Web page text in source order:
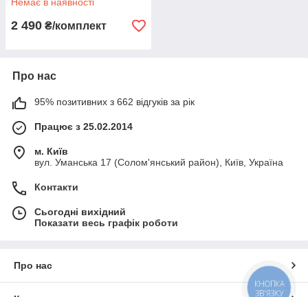
2 490 ₴/комплект
Про нас
95% позитивних з 662 відгуків за рік
Працює з 25.02.2014
м. Київ
вул. Уманська 17 (Солом'янський район), Київ, Україна
Контакти
Сьогодні вихідний
Показати весь графік роботи
Про нас
КНОПКА
ЗВ'ЯЗКУ